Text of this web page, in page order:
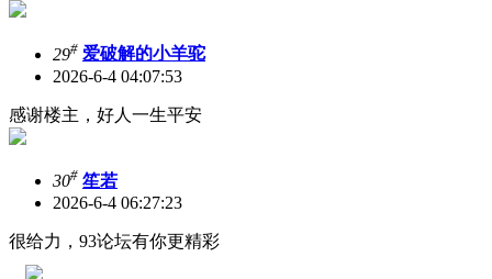
29# 爱破解的小羊驼
2026-6-4 04:07:53
感谢楼主，好人一生平安
30# 笙若
2026-6-4 06:27:23
很给力，93论坛有你更精彩